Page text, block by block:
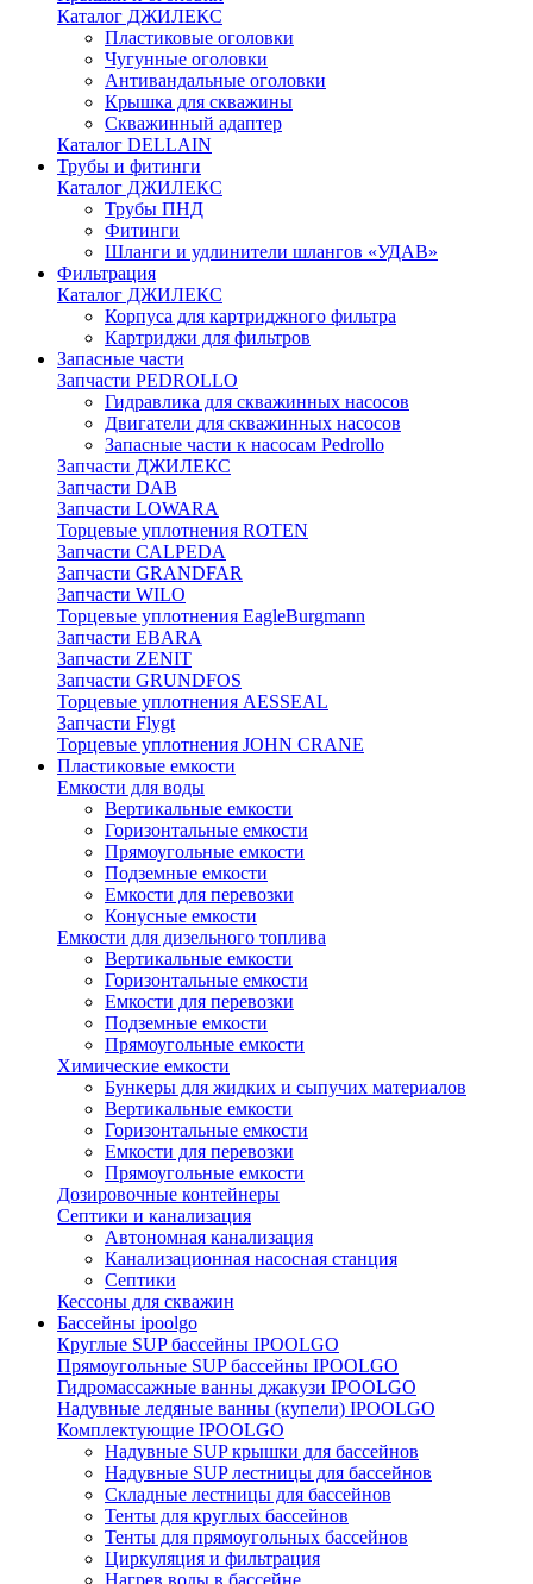
Каталог ДЖИЛЕКС
Пластиковые оголовки
Чугунные оголовки
Антивандальные оголовки
Крышка для скважины
Скважинный адаптер
Каталог DELLAIN
Трубы и фитинги
Каталог ДЖИЛЕКС
Трубы ПНД
Фитинги
Шланги и удлинители шлангов «УДАВ»
Фильтрация
Каталог ДЖИЛЕКС
Корпуса для картриджного фильтра
Картриджи для фильтров
Запасные части
Запчасти PEDROLLO
Гидравлика для скважинных насосов
Двигатели для скважинных насосов
Запасные части к насосам Pedrollo
Запчасти ДЖИЛЕКС
Запчасти DAB
Запчасти LOWARA
Торцевые уплотнения ROTEN
Запчасти CALPEDA
Запчасти GRANDFAR
Запчасти WILO
Торцевые уплотнения EagleBurgmann
Запчасти EBARA
Запчасти ZENIT
Запчасти GRUNDFOS
Торцевые уплотнения AESSEAL
Запчасти Flygt
Торцевые уплотнения JOHN CRANE
Пластиковые емкости
Емкости для воды
Вертикальные емкости
Горизонтальные емкости
Прямоугольные емкости
Подземные емкости
Емкости для перевозки
Конусные емкости
Емкости для дизельного топлива
Вертикальные емкости
Горизонтальные емкости
Емкости для перевозки
Подземные емкости
Прямоугольные емкости
Химические емкости
Бункеры для жидких и сыпучих материалов
Вертикальные емкости
Горизонтальные емкости
Емкости для перевозки
Прямоугольные емкости
Дозировочные контейнеры
Септики и канализация
Автономная канализация
Канализационная насосная станция
Септики
Кессоны для скважин
Бассейны ipoolgo
Круглые SUP бассейны IPOOLGO
Прямоугольные SUP бассейны IPOOLGO
Гидромассажные ванны джакузи IPOOLGO
Надувные ледяные ванны (купели) IPOOLGO
Комплектующие IPOOLGO
Надувные SUP крышки для бассейнов
Надувные SUP лестницы для бассейнов
Складные лестницы для бассейнов
Тенты для круглых бассейнов
Тенты для прямоугольных бассейнов
Циркуляция и фильтрация
Нагрев воды в бассейне